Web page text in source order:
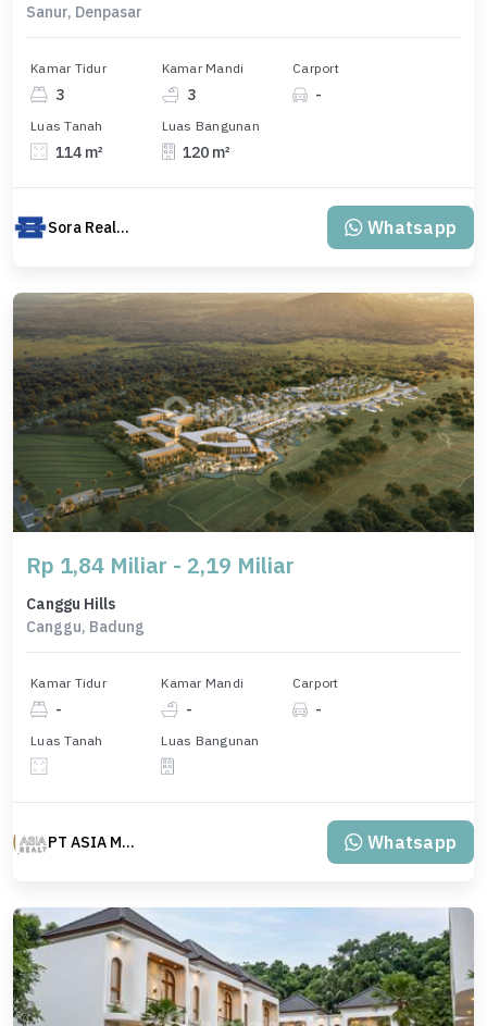
Sanur, Denpasar
Kamar Tidur
3
Kamar Mandi
3
Carport
-
Luas Tanah
114 m²
Luas Bangunan
120 m²
Sora Realty Bali Whatsapp
Rp 1,84 Miliar - 2,19 Miliar
Canggu Hills
Canggu, Badung
Kamar Tidur
-
Kamar Mandi
-
Carport
-
Luas Tanah Luas Bangunan
PT ASIA MAS REALTY Whatsapp